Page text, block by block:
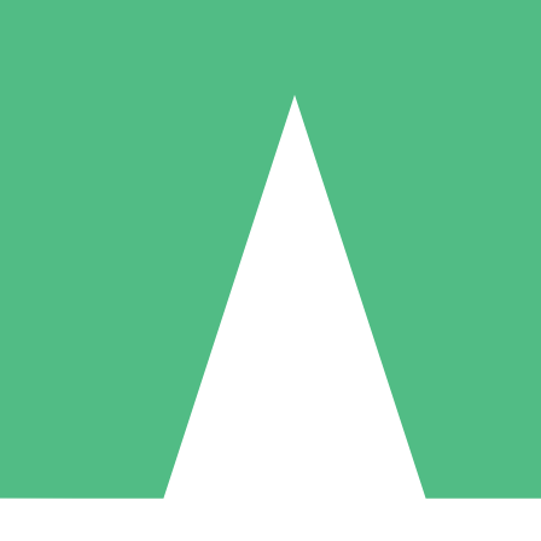
Individuelle Credit-Pakete
nach Bedarf mit Download-Credits. Keine monatliche Verpflichtung